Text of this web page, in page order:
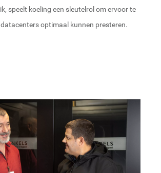
speelt koeling een sleutelrol om ervoor te
optimaal kunnen presteren.